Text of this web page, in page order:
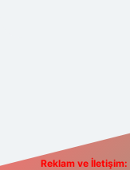
Reklam ve İletişim: